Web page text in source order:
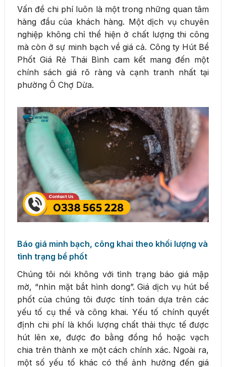
Vấn đề chi phí luôn là một trong những quan tâm
hàng đầu của khách hàng. Một dịch vụ chuyên
nghiệp không chỉ thể hiện ở chất lượng thi công
mà còn ở sự minh bạch về giá cả. Công ty Hút Bể
Phốt Giá Rẻ Thái Bình cam kết mang đến một
chính sách giá rõ ràng và cạnh tranh nhất tại
phường Ô Chợ Dừa.
Báo giá minh bạch, công khai theo khối lượng và
tình trạng bể phốt
Chúng tôi nói không với tình trạng báo giá mập
mờ, “nhìn mặt bắt hình dong”. Giá dịch vụ hút bể
phốt của chúng tôi được tính toán dựa trên các
yếu tố cụ thể và công khai. Yếu tố chính quyết
định chi phí là khối lượng chất thải thực tế được
hút lên xe, được đo bằng đồng hồ hoặc vạch
chia trên thành xe một cách chính xác. Ngoài ra,
một số yếu tố khác có thể ảnh hưởng đến giá